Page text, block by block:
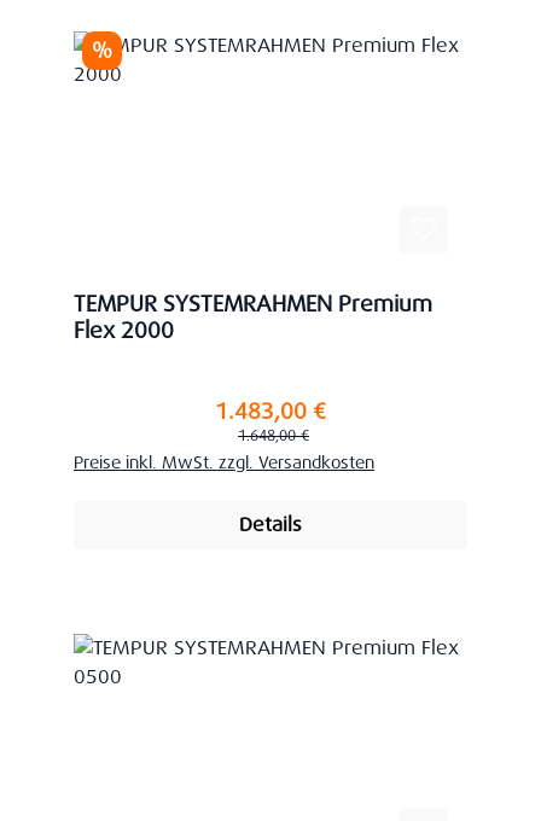
Rabatt
%
TEMPUR SYSTEMRAHMEN Premium
Flex 2000
Verkaufspreis:1.483,00 €
Regulärer Preis:
1.648,00 €
Preise inkl. MwSt. zzgl. Versandkosten
Details